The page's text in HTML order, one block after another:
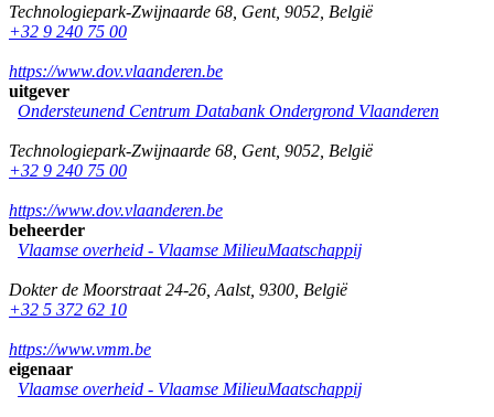
Technologiepark-Zwijnaarde 68 Gent, 9052 België
+32 9 240 75 00
https://www.dov.vlaanderen.be
uitgever
Ondersteunend Centrum Databank Ondergrond Vlaanderen
Technologiepark-Zwijnaarde 68 Gent, 9052 België
+32 9 240 75 00
https://www.dov.vlaanderen.be
beheerder
Vlaamse overheid - Vlaamse MilieuMaatschappij
Dokter de Moorstraat 24-26 Aalst, 9300 België
+32 5 372 62 10
https://www.vmm.be
eigenaar
Vlaamse overheid - Vlaamse MilieuMaatschappij